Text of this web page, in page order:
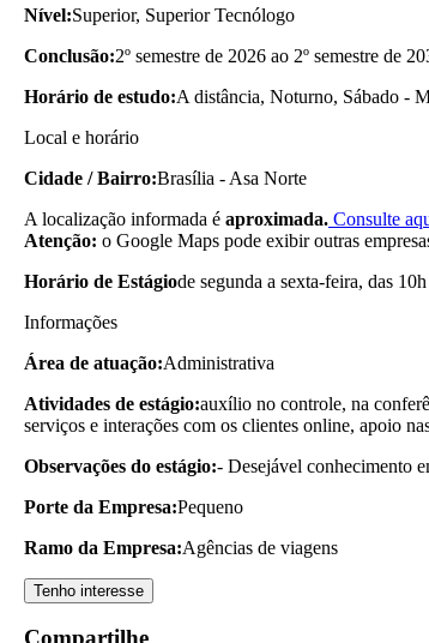
Nível:Superior, Superior Tecnólogo
Conclusão:2º semestre de 2026 ao 2º semestre de
Horário de estudo:A distância, Noturno, Sábado -
Local e horário
Cidade / Bairro:Brasília - Asa Norte
A localização informada é aproximada. Consulte
Atenção: o Google Maps pode exibir outras
Horário de Estágiode segunda a sexta-feira, das
Informações
Área de atuação:Administrativa
Atividades de estágio:auxílio no controle, na
serviços e interações com os clientes online, apoio
Observações do estágio:- Desejável conhecimento
Porte da Empresa:Pequeno
Ramo da Empresa:Agências de viagens
Tenho interesse